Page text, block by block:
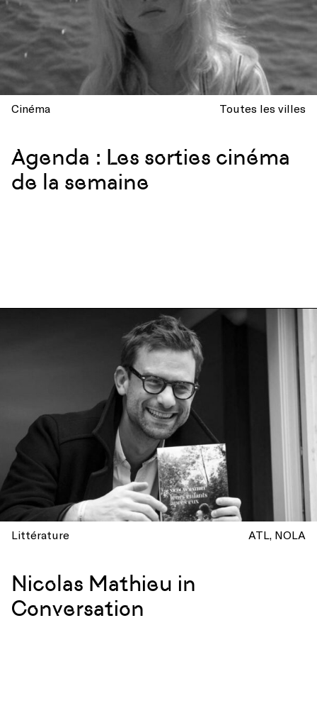
Cinéma Toutes les villes
Agenda : Les sorties cinéma
de la semaine
Littérature ATL NOLA
Nicolas Mathieu in
Conversation